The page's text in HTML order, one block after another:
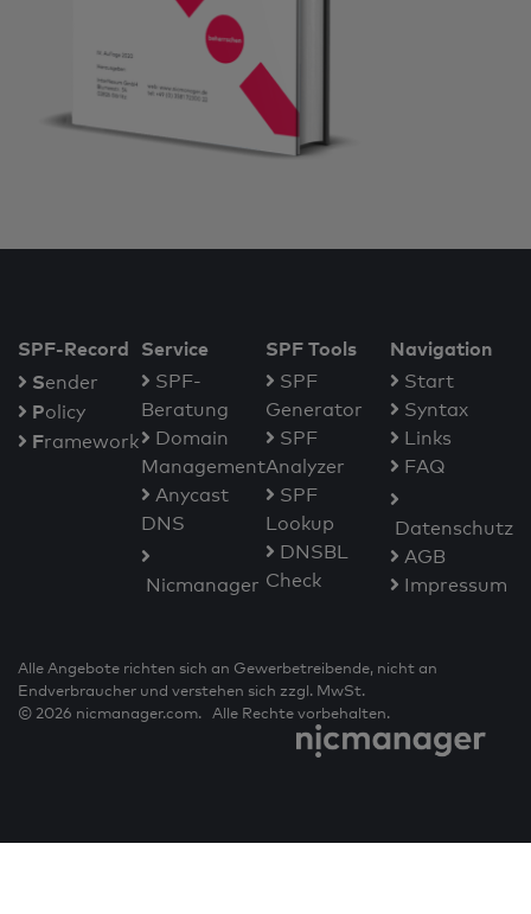
SPF-Record
Sender
Policy
Framework
Service
SPF-
Beratung
Domain
Management
Anycast
DNS
Nicmanager
SPF Tools
SPF
Generator
SPF
Analyzer
SPF
Lookup
DNSBL
Check
Navigation
Start
Syntax
Links
FAQ
Datenschutz
AGB
Impressum
Alle Angebote richten sich an Gewerbetreibende, nicht an
Endverbraucher und verstehen sich zzgl. MwSt.
© 2026 nicmanager.com. Alle Rechte vorbehalten.